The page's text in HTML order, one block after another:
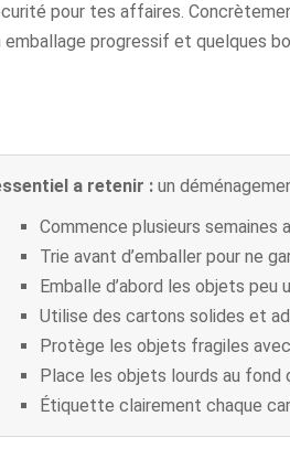
pour tes affaires.
emballage progressif et quelques
a retenir : un
Commence plusieurs
Trie avant d’emballer pour ne
Emballe d’abord les objets
Utilise des cartons solides et
Protège les objets fragiles
Place les objets lourds au fond
Étiquette clairement chaque